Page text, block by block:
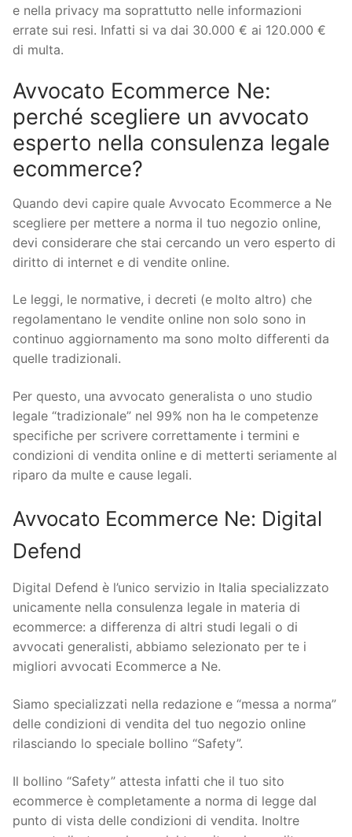
e nella privacy ma soprattutto nelle informazioni
errate sui resi. Infatti si va dai 30.000 € ai 120.000 €
di multa.
Avvocato Ecommerce Ne:
perché scegliere un avvocato
esperto nella consulenza legale
ecommerce?
Quando devi capire quale Avvocato Ecommerce a Ne
scegliere per mettere a norma il tuo negozio online,
devi considerare che stai cercando un vero esperto di
diritto di internet e di vendite online.
Le leggi, le normative, i decreti (e molto altro) che
regolamentano le vendite online non solo sono in
continuo aggiornamento ma sono molto differenti da
quelle tradizionali.
Per questo, una avvocato generalista o uno studio
legale “tradizionale” nel 99% non ha le competenze
specifiche per scrivere correttamente i termini e
condizioni di vendita online e di metterti seriamente al
riparo da multe e cause legali.
Avvocato Ecommerce Ne: Digital
Defend
Digital Defend è l’unico servizio in Italia specializzato
unicamente nella consulenza legale in materia di
ecommerce: a differenza di altri studi legali o di
avvocati generalisti, abbiamo selezionato per te i
migliori avvocati Ecommerce a Ne.
Siamo specializzati nella redazione e “messa a norma”
delle condizioni di vendita del tuo negozio online
rilasciando lo speciale bollino “Safety”.
Il bollino “Safety” attesta infatti che il tuo sito
ecommerce è completamente a norma di legge dal
punto di vista delle condizioni di vendita. Inoltre